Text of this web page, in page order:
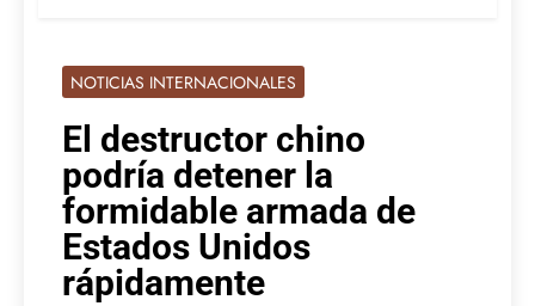
NOTICIAS INTERNACIONALES
El destructor chino
podría detener la
formidable armada de
Estados Unidos
rápidamente